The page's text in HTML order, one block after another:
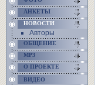
АНКЕТЫ
НОВОСТИ
Авторы
ОБЩЕНИЕ
MP3
О ПРОЕКТЕ
ВИДЕО